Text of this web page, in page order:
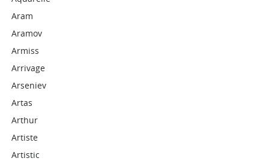
Aram
Aramov
Armiss
Arrivage
Arseniev
Artas
Arthur
Artiste
Artistic